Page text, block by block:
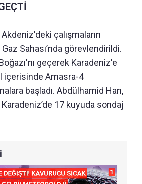
çalışmaların
Sahası’nda görevlendirildi.
geçerek Karadeniz'e
içerisinde Amasra-4
başladı. Abdülhamid Han,
17 kuyuda sondaj